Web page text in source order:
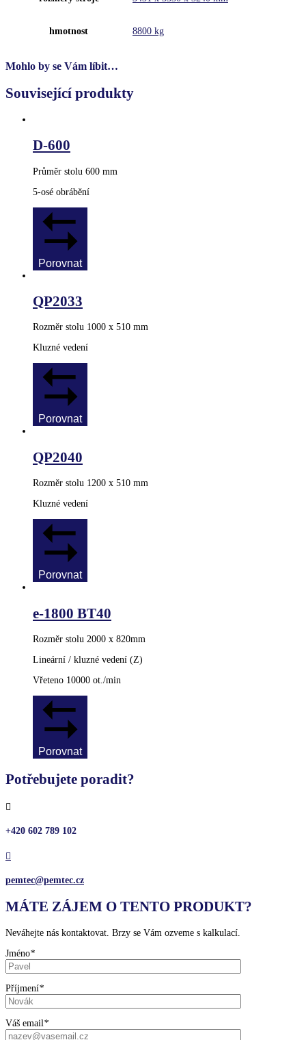
hmotnost 8800 kg
Mohlo by se Vám líbit…
Související produkty
D-600
Průměr stolu 600 mm
5-osé obrábění
Porovnat
QP2033
Rozměr stolu 1000 x 510 mm
Kluzné vedení
Porovnat
QP2040
Rozměr stolu 1200 x 510 mm
Kluzné vedení
Porovnat
e-1800 BT40
Rozměr stolu 2000 x 820mm
Lineární / kluzné vedení (Z)
Vřeteno 10000 ot./min
Porovnat
Potřebujete poradit?

+420 602 789 102

pemtec@pemtec.cz
MÁTE ZÁJEM O TENTO PRODUKT?
Neváhejte nás kontaktovat. Brzy se Vám ozveme s kalkulací.
Jméno*
Příjmení*
Váš email *